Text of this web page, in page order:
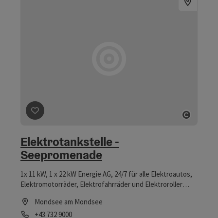
Beitrag merken : Elektrotankstelle - Seepromenade
Elektrotankstelle -
Seepromenade
1x 11 kW, 1 x 22 kW Energie AG, 24/7 für alle Elektroautos,
Elektromotorräder, Elektrofahrräder und Elektroroller
eigene Aufladestation für Ihr Elektrofahrzeug.
Mondsee am Mondsee
Telefon
+43 732 9000